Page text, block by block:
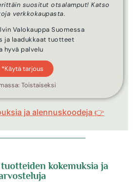
suositut otsalamput! Katso
verkkokaupasta.
Valokauppa Suomessa
ja laadukkaat tuotteet
hyvä palvelu
*Käytä tarjous
Toistaiseksi
ja alennuskoodeja 👉
kokemuksia ja